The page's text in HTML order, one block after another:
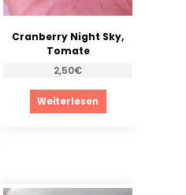
Cranberry Night Sky,
Tomate
2,50€
Weiterlesen